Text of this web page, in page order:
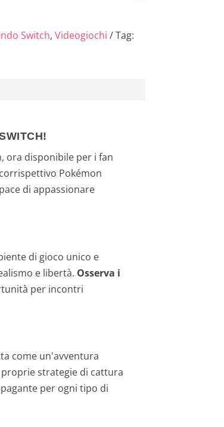
Switch, Videogiochi
Tag:
ora disponibile per i fan
Pokémon
di appassionare
di gioco unico e
e libertà. Osserva i
per incontri
come un'avventura
strategie di cattura
per ogni tipo di